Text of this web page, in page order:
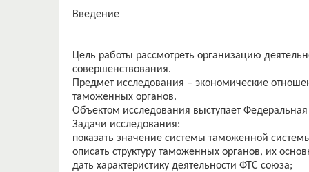
Введение
Цель работы рассмотреть организацию
совершенствования.
Предмет исследования – экономические
таможенных органов.
Объектом исследования выступает
Задачи исследования:
показать значение системы таможенной
описать структуру таможенных органов, их
дать характеристику деятельности ФТС союза;